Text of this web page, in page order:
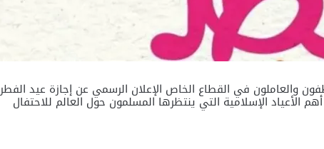
والعاملون في القطاع الخاص الإعلان الرسمي عن إجازة عيد الفطر
المناسبة من أهم الأعياد الإسلامية التي ينتظرها المسلمون حول العالم للاحتفال